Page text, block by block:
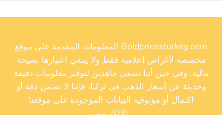
المعلومات المقدمة على موقع Goldpricesturkey.com
مخصصة لأغراض إعلامية فقط ولا ينبغي اعتبارها نصيحة
مالية. وفي حين أننا نسعى جاهدين لتوفير معلومات دقيقة
وحديثة عن أسعار الذهب في تركيا، فإننا لا نضمن دقة أو
اكتمال أو موثوقية البيانات الموجودة على موقعنا
الإلكتروني.